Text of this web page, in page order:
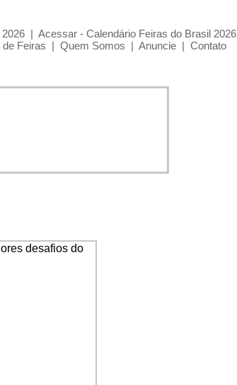
| Acessar - Calendário Feiras do Brasil 2026
Feiras | Quem Somos | Anuncie | Contato